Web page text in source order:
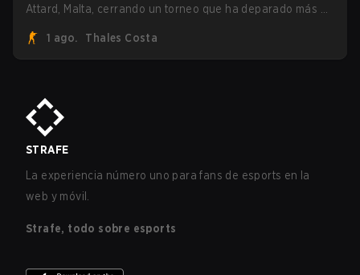
Attard, Malta, cerrando un torneo que ha deparado más de
1 ago.
Thales Costa
STRAFE
La experiencia número uno para fans de esports en la
web y móvil.
Strafe, todo sobre esports